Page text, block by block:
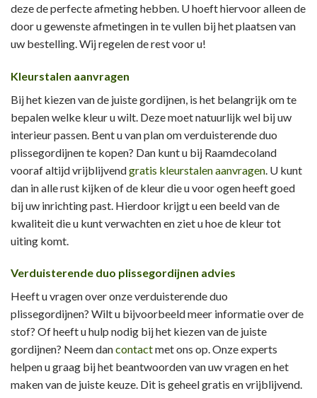
deze de perfecte afmeting hebben. U hoeft hiervoor alleen de
door u gewenste afmetingen in te vullen bij het plaatsen van
uw bestelling. Wij regelen de rest voor u!
Kleurstalen aanvragen
Bij het kiezen van de juiste gordijnen, is het belangrijk om te
bepalen welke kleur u wilt. Deze moet natuurlijk wel bij uw
interieur passen. Bent u van plan om verduisterende duo
plissegordijnen te kopen? Dan kunt u bij Raamdecoland
vooraf altijd vrijblijvendgratis kleurstalen aanvragen . U kunt
dan in alle rust kijken of de kleur die u voor ogen heeft goed
bij uw inrichting past. Hierdoor krijgt u een beeld van de
kwaliteit die u kunt verwachten en ziet u hoe de kleur tot
uiting komt.
Verduisterende duo plissegordijnen advies
Heeft u vragen over onze verduisterende duo
plissegordijnen? Wilt u bijvoorbeeld meer informatie over de
stof? Of heeft u hulp nodig bij het kiezen van de juiste
gordijnen? Neem dancontactmet ons op. Onze experts
helpen u graag bij het beantwoorden van uw vragen en het
maken van de juiste keuze. Dit is geheel gratis en vrijblijvend.